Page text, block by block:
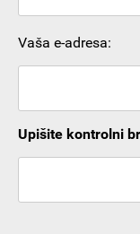
Vaša e-adresa:
Upišite kontrolni